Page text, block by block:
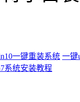
一键重装系统 一键
系统安装教程